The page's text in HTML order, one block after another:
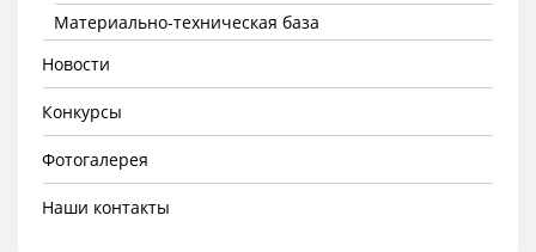
Материально-техническая база
Новости
Конкурсы
Фотогалерея
Наши контакты